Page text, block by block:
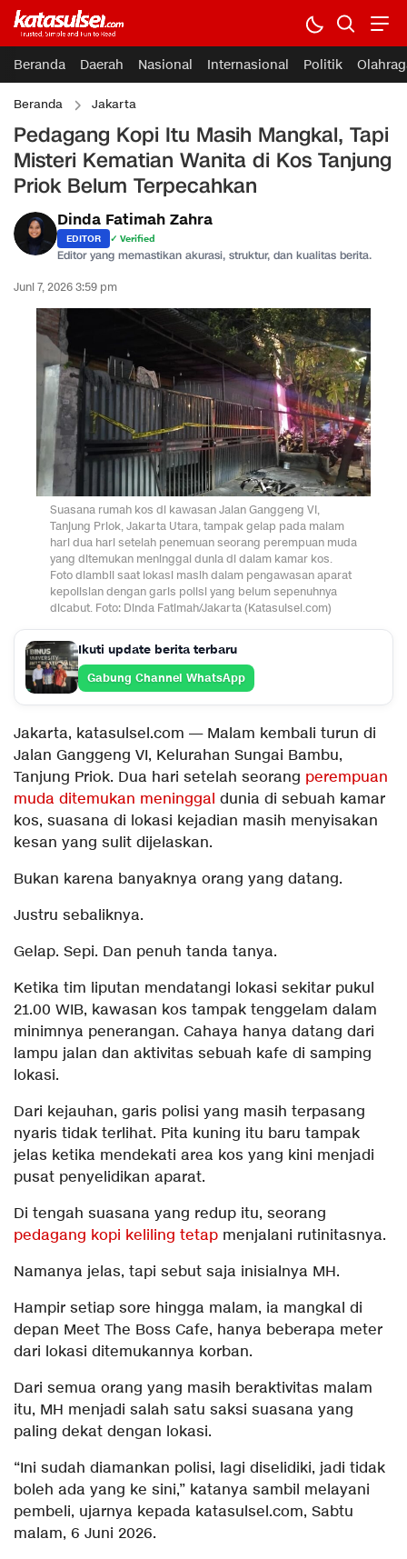
Beranda Daerah Nasional Internasional Politik
Beranda Jakarta
Pedagang Kopi Itu Masih Mangkal, Tapi
Misteri Kematian Wanita di Kos Tanjung
Priok Belum Terpecahkan
Dinda Fatimah Zahra
EDITOR ✓ Verified
Editor yang memastikan akurasi, struktur, dan kualitas berita.
Juni 7, 2026 3:59 pm
Suasana rumah kos di kawasan Jalan Ganggeng VI,
Tanjung Priok, Jakarta Utara, tampak gelap pada malam
hari dua hari setelah penemuan seorang perempuan muda
yang ditemukan meninggal dunia di dalam kamar kos.
Foto diambil saat lokasi masih dalam pengawasan aparat
kepolisian dengan garis polisi yang belum sepenuhnya
dicabut. Foto: Dinda Fatimah/Jakarta (Katasulsel.com)
Ikuti update berita terbaru
Gabung Channel WhatsApp
Jakarta, katasulsel.com — Malam kembali turun di
Jalan Ganggeng VI, Kelurahan Sungai Bambu,
Tanjung Priok. Dua hari setelah seorang perempuan
muda ditemukan meninggal dunia di sebuah kamar
kos, suasana di lokasi kejadian masih menyisakan
kesan yang sulit dijelaskan.
Bukan karena banyaknya orang yang datang.
Justru sebaliknya.
Gelap. Sepi. Dan penuh tanda tanya.
Ketika tim liputan mendatangi lokasi sekitar pukul
21.00 WIB, kawasan kos tampak tenggelam dalam
minimnya penerangan. Cahaya hanya datang dari
lampu jalan dan aktivitas sebuah kafe di samping
lokasi.
Dari kejauhan, garis polisi yang masih terpasang
nyaris tidak terlihat. Pita kuning itu baru tampak
jelas ketika mendekati area kos yang kini menjadi
pusat penyelidikan aparat.
Di tengah suasana yang redup itu, seorang
pedagang kopi keliling tetap menjalani rutinitasnya.
Namanya jelas, tapi sebut saja inisialnya MH.
Hampir setiap sore hingga malam, ia mangkal di
depan Meet The Boss Cafe, hanya beberapa meter
dari lokasi ditemukannya korban.
Dari semua orang yang masih beraktivitas malam
itu, MH menjadi salah satu saksi suasana yang
paling dekat dengan lokasi.
“Ini sudah diamankan polisi, lagi diselidiki, jadi tidak
boleh ada yang ke sini,” katanya sambil melayani
pembeli, ujarnya kepada katasulsel.com, Sabtu
malam, 6 Juni 2026.